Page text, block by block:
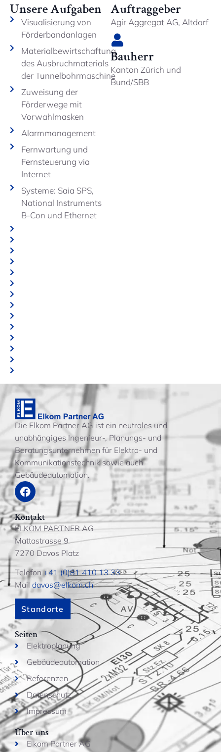
Unsere Aufgaben
Visualisierung von
Förderbandanlagen
Materialbewirtschaftung
des Ausbruchmaterials
der Tunnelbohrmaschine
Zuweisung der
Förderwege mit
Vorwahlmasken
Alarmmanagement
Fernwartung und
Fernsteuerung via
Internet
Systeme: Saia SPS,
National Instruments
B-Con und Ethernet
Auftraggeber
Agir Aggregat AG, Altdorf
Bauherr
Kanton Zürich und
Bund/SBB
Die Elkom Partner AG ist ein neutrales und
unabhängiges Ingenieur-, Planungs- und
Beratungsunternehmen für Elektro- und
Kommunikationstechnik sowie auch
Gebäudeautomation.
Kontakt
ELKOM PARTNER AG
Mattastrasse 9
7270 Davos Platz
Telefon+41 (0)81 410 13 33
Mail davos@elkom.ch
Standorte
Seiten
Elektroplanung
Gebäudeautomation
Referenzen
Datenschutz
Impressum
Über uns
Elkom Partner AG